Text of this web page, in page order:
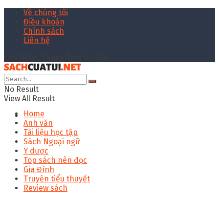
Về chúng tôi
Điều khoản
Chính sách
Liên hệ
No Result
View All Result
Home
Anh văn
Tài liệu học tập
Sách Ngoại ngữ
Y dược
Top sách nên đọc
Gia Đình
Truyện tiểu thuyết
Review sách